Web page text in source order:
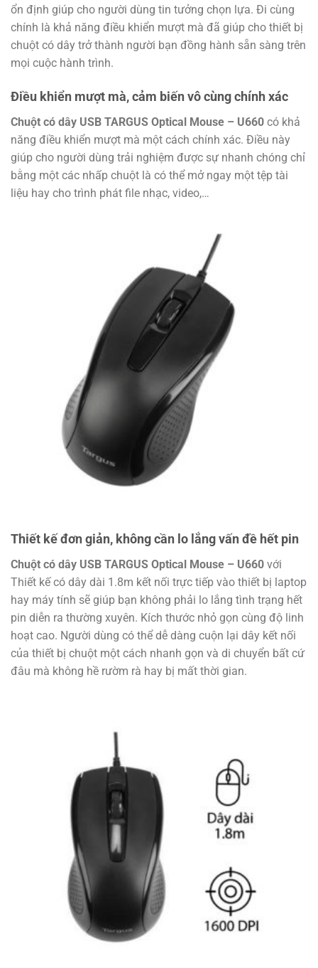
ổn định giúp cho người dùng tin tưởng chọn lựa. Đi cùng
chính là khả năng điều khiển mượt mà đã giúp cho thiết bị
chuột có dây trở thành người bạn đồng hành sẵn sàng trên
mọi cuộc hành trình.
Điều khiển mượt mà, cảm biến vô cùng chính xác
Chuột có dây USB TARGUS Optical Mouse – U660 có khả
năng điều khiển mượt mà một cách chính xác. Điều này
giúp cho người dùng trải nghiệm được sự nhanh chóng chỉ
bằng một các nhấp chuột là có thể mở ngay một tệp tài
liệu hay cho trình phát file nhạc, video,…
Thiết kế đơn giản, không cần lo lắng vấn đề hết pin
Chuột có dây USB TARGUS Optical Mouse – U660 với
Thiết kế có dây dài 1.8m kết nối trực tiếp vào thiết bị laptop
hay máy tính sẽ giúp bạn không phải lo lắng tình trạng hết
pin diễn ra thường xuyên. Kích thước nhỏ gọn cùng độ linh
hoạt cao. Người dùng có thể dễ dàng cuộn lại dây kết nối
của thiết bị chuột một cách nhanh gọn và di chuyển bất cứ
đâu mà không hề rườm rà hay bị mất thời gian.